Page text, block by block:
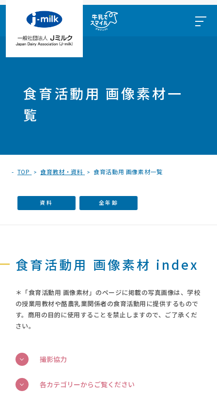
食育活動用 画像素材一
覧
TOP 食育教材・資料 食育活動用 画像素材一覧
資料 全年齢
食育活動用 画像素材 index
＊「食育活動用 画像素材」のページに掲載の写真画像は、学校
の授業用教材や酪農乳業関係者の食育活動用に提供するもので
す。商用の目的に使用することを禁止しますので、ご了承くだ
さい。
撮影協力
各カテゴリーからご覧ください